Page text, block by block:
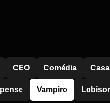
CEO Comédia
Vampiro